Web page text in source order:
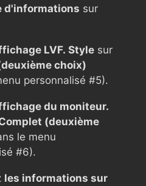
d'informations sur
LVF. Style sur
choix)
personnalisé #5).
du moniteur.
(deuxième
le menu
#6).
les informations sur